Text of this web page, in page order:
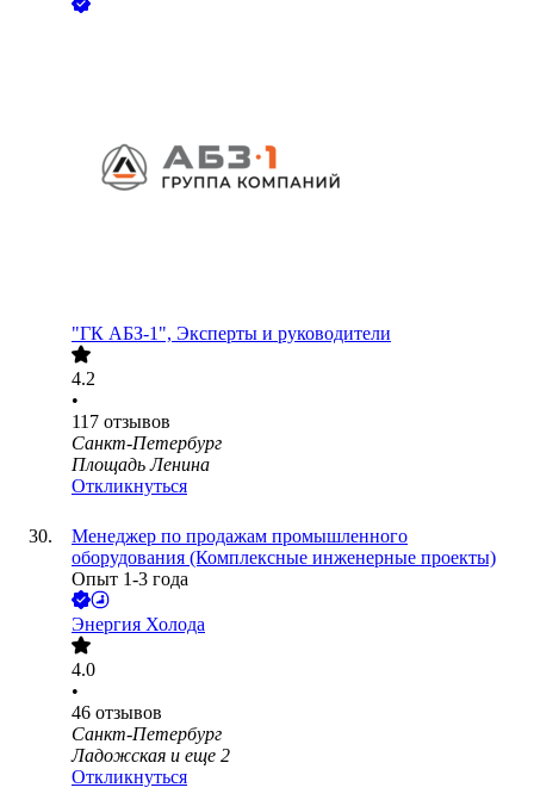
"ГК АБЗ-1", Эксперты и руководители
4.2
•
117 отзывов
Санкт-Петербург
Площадь Ленина
Откликнуться
Менеджер по продажам промышленного
оборудования (Комплексные инженерные проекты)
Опыт 1-3 года
Энергия Холода
4.0
•
46 отзывов
Санкт-Петербург
Ладожская и еще 2
Откликнуться